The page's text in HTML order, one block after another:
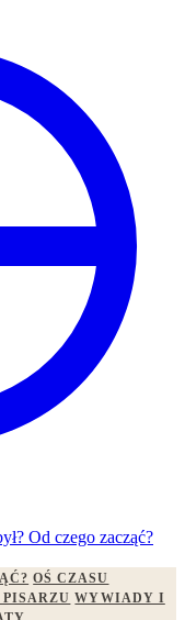
Od czego zacząć?
OŚ CZASU
WYWIADY I